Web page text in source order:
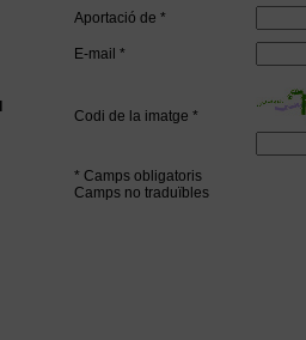
Aportació de *
E-mail *
Codi de la imatge *
* Camps obligatoris
Camps no traduïbles